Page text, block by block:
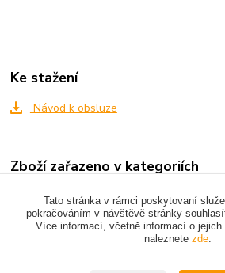
Ke stažení
Návod k obsluze
Zboží zařazeno v kategoriích
VIBRAČNÍ TECHNIKA
Tato stránka v rámci poskytovaní
pokračováním v návštěvě stránky
Více informací, včetně informací o
naleznete zde.